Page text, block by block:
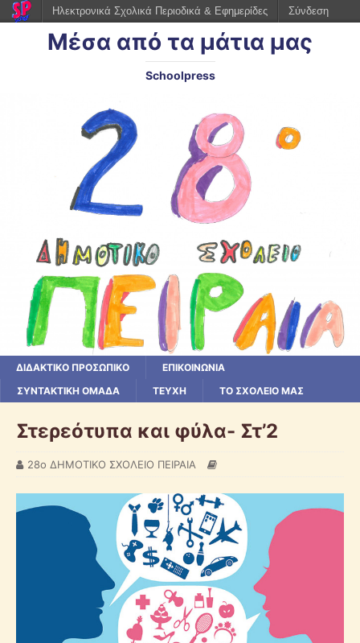
Μέσα από τα μάτια μας
Schoolpress
ΔΙΔΑΚΤΙΚΟ ΠΡΟΣΩΠΙΚΟ
ΕΠΙΚΟΙΝΩΝΙΑ
ΣΥΝΤΑΚΤΙΚΗ ΟΜΑΔΑ
ΤΕΥΧΗ ΤΟ ΣΧΟΛΕΙΟ ΜΑΣ
Στερεότυπα και φύλα- Στ’2
28ο ΔΗΜΟΤΙΚΟ ΣΧΟΛΕΙΟ ΠΕΙΡΑΙΑ
Ηλεκτρονικά Σχολικά Περιοδικά & Εφημερίδες Σύνδεση